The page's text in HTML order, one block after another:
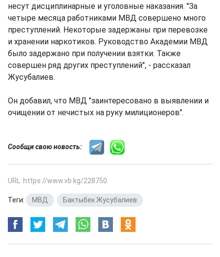
несут дисциплинарные и уголовные наказания. "За
четыре месяца работниками МВД совершено много
преступлений. Некоторые задержаны при перевозке
и хранении наркотиков. Руководство Академии МВД
было задержано при получении взятки. Также
совершен ряд других преступлений", - рассказал
Жусубалиев.
Он добавил, что МВД "заинтересовано в выявлении и
очищении от нечистых на руку милиционеров".
Сообщи свою новость:
URL: https://www.vb.kg/228750
Теги: МВД Бактыбек Жусубалиев